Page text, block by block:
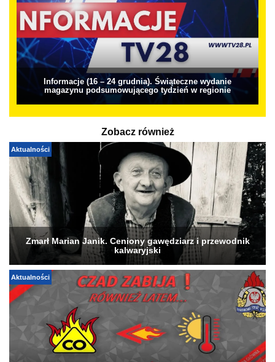
Informacje (16 – 24 grudnia). Świąteczne wydanie
magazynu podsumowującego tydzień w regionie
Zobacz również
Aktualności
Zmarł Marian Janik. Ceniony gawędziarz i przewodnik
kalwaryjski
Aktualności